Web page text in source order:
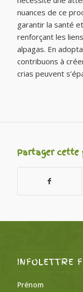
nuances de ce
garantir la santé
renforçant les
alpagas. En
contribuons à
crias peuvent
Partager cette
INFOLETTRE
Prénom